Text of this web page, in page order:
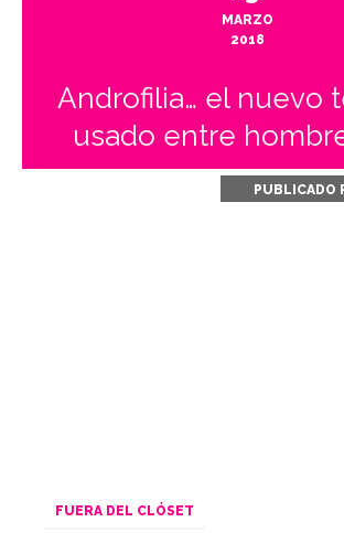
MARZO
2018
Androfilia… el nuevo
usado entre
PUBLICADO
FUERA DEL CLÓSET